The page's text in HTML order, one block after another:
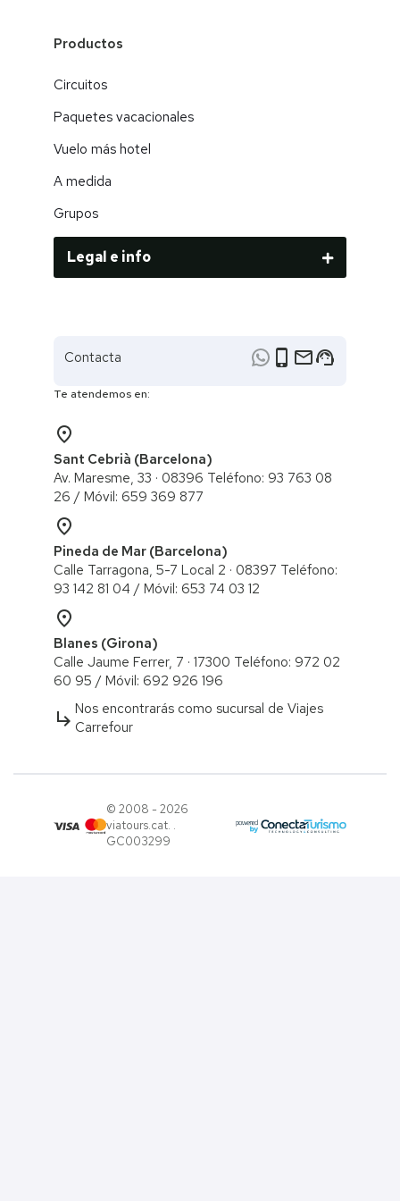
Productos
Circuitos
Paquetes vacacionales
Vuelo más hotel
A medida
Grupos
Legal e info
Contacta phone_iphone emailsupport_agent
Te atendemos en:
place
Sant Cebrià (Barcelona)
Av. Maresme, 33 · 08396 Teléfono: 93 763 08
26 / ​Móvil: 659 369 877
place
Pineda de Mar (Barcelona)
Calle Tarragona, 5-7 Local 2 · 08397 Teléfono:
93 142 81 04 / Móvil: 653 74 03 12
place
Blanes (Girona)
Calle Jaume Ferrer, 7 · 17300 Teléfono: 972 02
60 95 / ​Móvil: 692 926 196
subdirectory_arrow_right Nos encontrarás como sucursal de Viajes
Carrefour
© 2008 - 2026
viatours.cat. .
GC003299